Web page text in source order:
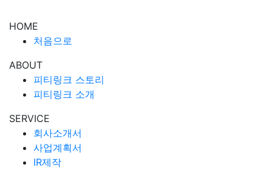
HOME
처음으로
ABOUT
피티링크 스토리
피티링크 소개
SERVICE
회사소개서
사업계획서
IR제작